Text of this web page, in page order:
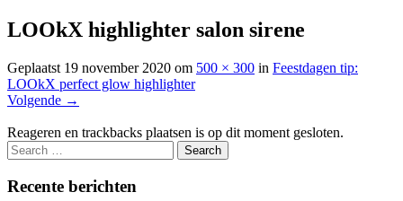
LOOkX highlighter salon sirene
Geplaatst 19 november 2020 om 500 × 300 in Feestdagen tip:
LOOkX perfect glow highlighter
Volgende →
Reageren en trackbacks plaatsen is op dit moment gesloten.
Recente berichten